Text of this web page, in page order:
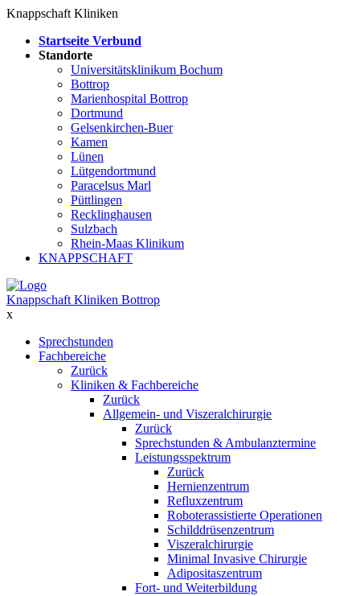
Knappschaft Kliniken
Startseite Verbund
Standorte
Universitätsklinikum Bochum
Bottrop
Marienhospital Bottrop
Dortmund
Gelsenkirchen-Buer
Kamen
Lünen
Lütgendortmund
Paracelsus Marl
Püttlingen
Recklinghausen
Sulzbach
Rhein-Maas Klinikum
KNAPPSCHAFT
Knappschaft Kliniken Bottrop
x
Sprechstunden
Fachbereiche
Zurück
Kliniken & Fachbereiche
Zurück
Allgemein- und Viszeralchirurgie
Zurück
Sprechstunden & Ambulanztermine
Leistungsspektrum
Zurück
Hernienzentrum
Refluxzentrum
Roboterassistierte Operationen
Schilddrüsenzentrum
Viszeralchirurgie
Minimal Invasive Chirurgie
Adipositaszentrum
Fort- und Weiterbildung